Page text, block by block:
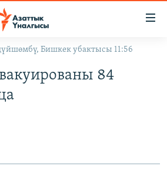
Бишкек убактысы 11:56
84